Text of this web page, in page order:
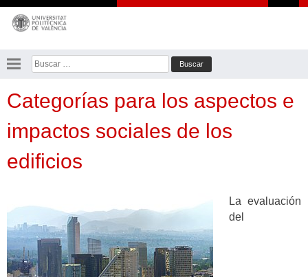
Saltar
contenido
Buscar:
Categorías para los aspectos e
impactos sociales de los
edificios
La evaluación
del